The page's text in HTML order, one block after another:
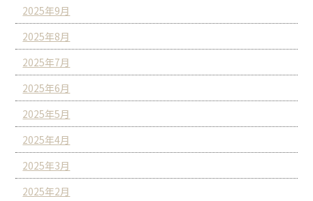
2025年9月
2025年8月
2025年7月
2025年6月
2025年5月
2025年4月
2025年3月
2025年2月